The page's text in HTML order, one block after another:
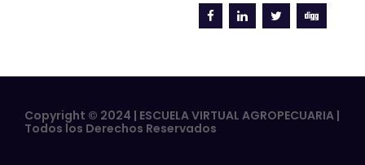
Copyright © 2024 | ESCUELA VIRTUAL AGROPECUARIA |
Todos los Derechos Reservados